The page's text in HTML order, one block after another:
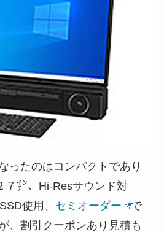
ったのはコンパクトであり
７㌅、Hi-Resサウンド対
使用、 セミオーダー
で
、割引クーポンあり見積も